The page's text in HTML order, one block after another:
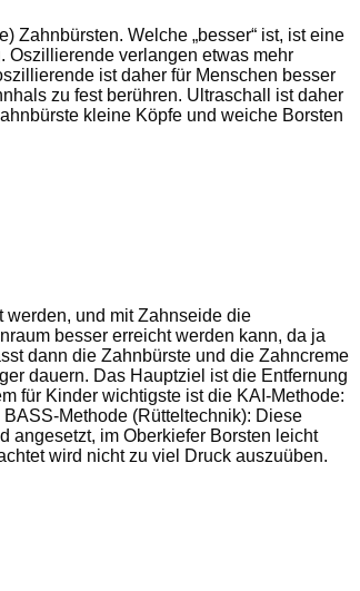
Welche „besser“ ist, ist eine
Oszillierende verlangen etwas mehr
ist daher für Menschen besser
zu fest berühren. Ultraschall ist daher
kleine Köpfe und weiche Borsten
werden, und mit Zahnseide die
besser erreicht werden kann, da ja
dann die Zahnbürste und die Zahncreme
dauern. Das Hauptziel ist die Entfernung
für Kinder wichtigste ist die KAI-Methode:
Methode (Rütteltechnik): Diese
angesetzt, im Oberkiefer Borsten leicht
wird nicht zu viel Druck auszuüben.